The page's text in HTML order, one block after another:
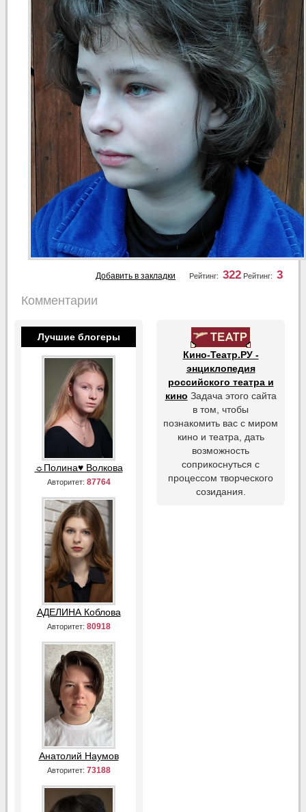
Рейтинг: 3
Рейтинг: 322
Добавить в закладки
Комментарии
Лучшие блогеры
☼Полина♥ Волкова
Авторитет: 87764
АДЕЛИНА Коблова
Авторитет: 80918
Анатолий Наумов
Авторитет: 73188
Кино-Театр.РУ -
энциклопедия
российского театра и
кино Задача этого сайта
в том, чтобы
познакомить вас с миром
кино и театра, дать
возможность
соприкоснуться с
процессом творческого
созидания.